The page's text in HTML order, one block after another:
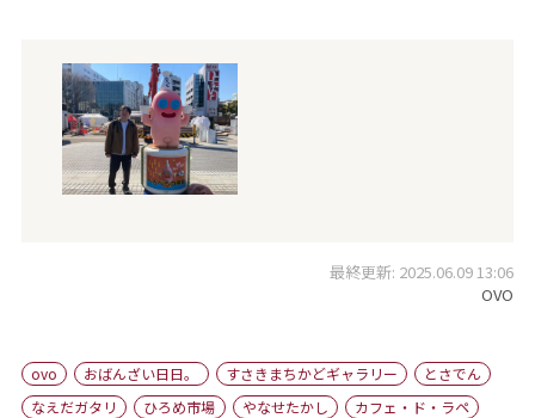
最終更新: 2025.06.09 13:06
OVO
ovo おばんざい日日。 すさきまちかどギャラリー
とさでん
なえだガタリ
ひろめ市場 やなせたかし
カフェ・ド・ラペ